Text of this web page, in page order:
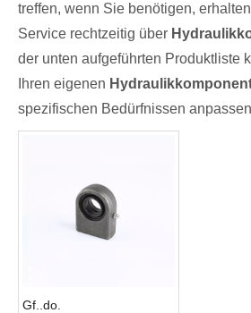
treffen, wenn Sie benötigen,
Service rechtzeitig über
der unten aufgeführten Produktliste
Ihren eigenen
spezifischen Bedürfnissen
Gf..do.